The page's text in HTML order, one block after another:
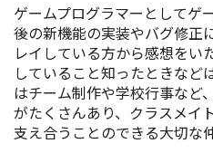
ゲームプログラマーとしてゲ
後の新機能の実装やバグ修正
レイしている方から感想をい
していること知ったときなど
はチーム制作や学校行事など
がたくさんあり、クラスメイ
支え合うことのできる大切な